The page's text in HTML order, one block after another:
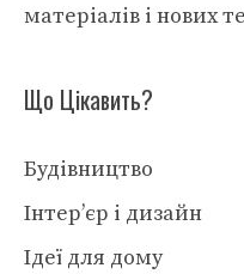
матеріалів і нових
Що Цікавить?
Будівництво
Інтер’єр і дизайн
Ідеї для дому